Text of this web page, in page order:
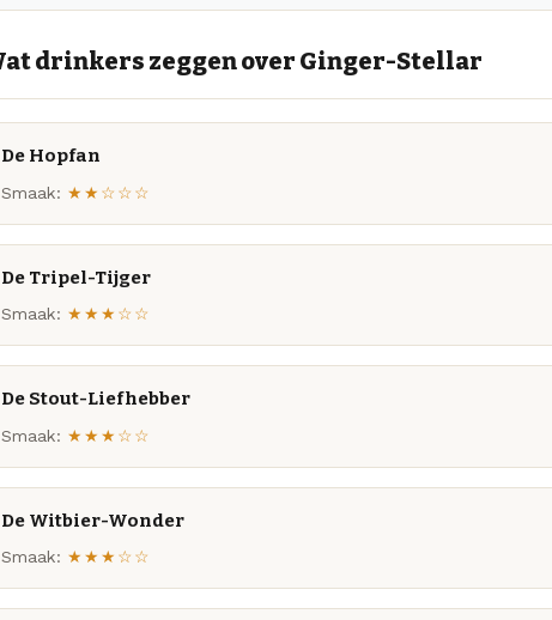
drinkers zeggen over Ginger-Stellar
De Hopfan
Smaak: ★★☆☆☆
De Tripel-Tijger
Smaak: ★★★☆☆
De Stout-Liefhebber
Smaak: ★★★☆☆
De Witbier-Wonder
Smaak: ★★★☆☆